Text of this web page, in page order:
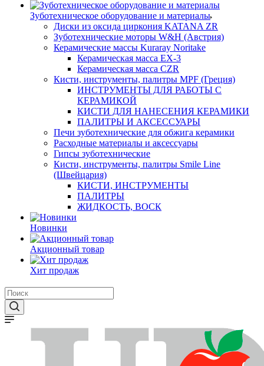
Зуботехническое оборудование и материалы
Диски из оксида циркония KATANA ZR
Зуботехнические моторы W&H (Австрия)
Керамические массы Kuraray Noritake
Керамическая масса EX-3
Керамическая масса CZR
Кисти, инструменты, палитры MPF (Греция)
ИНСТРУМЕНТЫ ДЛЯ РАБОТЫ С
КЕРАМИКОЙ
КИСТИ ДЛЯ НАНЕСЕНИЯ КЕРАМИКИ
ПАЛИТРЫ И АКСЕССУАРЫ
Печи зуботехнические для обжига керамики
Расходные материалы и аксессуары
Гипсы зуботехнические
Кисти, инструменты, палитры Smile Line
(Швейцария)
КИСТИ, ИНСТРУМЕНТЫ
ПАЛИТРЫ
ЖИДКОСТЬ, ВОСК
Новинки
Акционный товар
Хит продаж